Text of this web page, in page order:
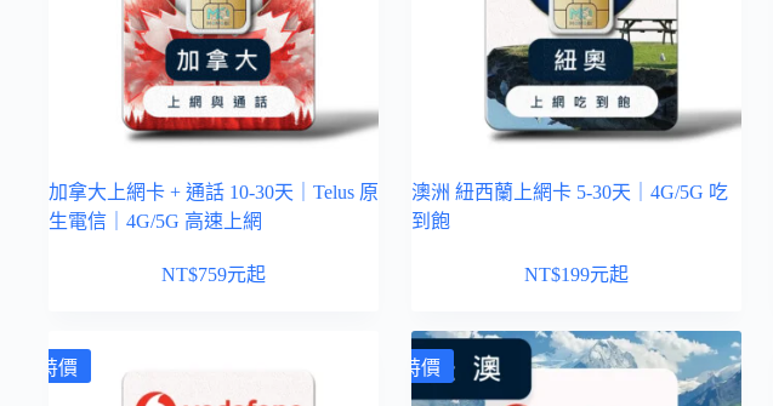
加拿大上網卡 + 通話 10-30天｜Telus 原
生電信｜4G/5G 高速上網
NT$759元起
澳洲 紐西蘭上網卡 5-30天｜4G/5G 吃
到飽
NT$199元起
特價 特價